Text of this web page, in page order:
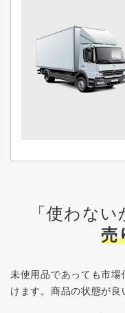
「使わな
売
未使用品であっても市
けます。 商品の状態が良